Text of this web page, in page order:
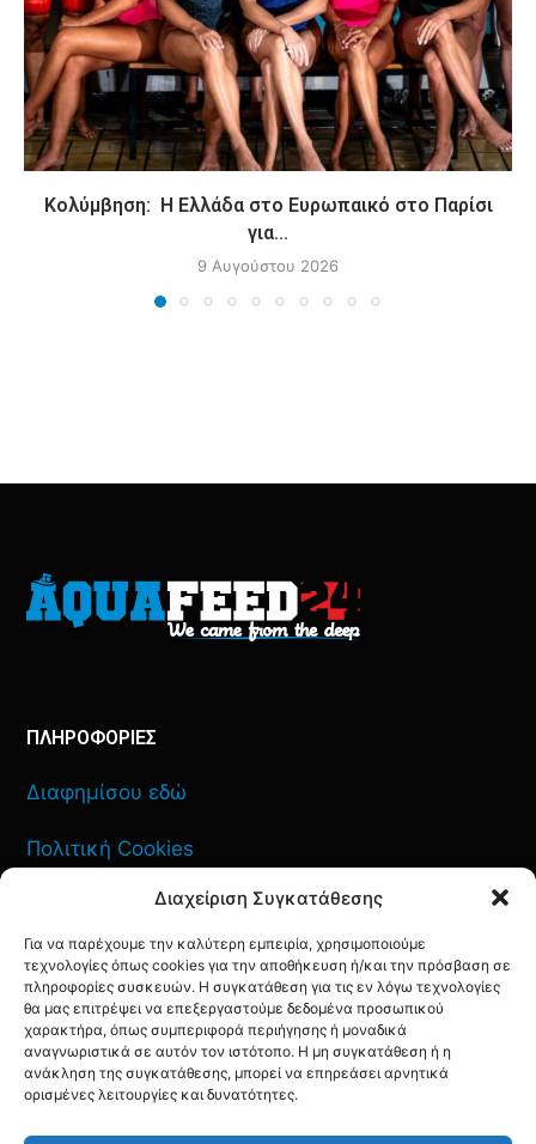
Διαχείριση Συγκατάθεσης
Για να παρέχουμε την καλύτερη εμπειρία, χρησιμοποιούμε
τεχνολογίες όπως cookies για την αποθήκευση ή/και την πρόσβαση σε
πληροφορίες συσκευών. Η συγκατάθεση για τις εν λόγω τεχνολογίες
θα μας επιτρέψει να επεξεργαστούμε δεδομένα προσωπικού
χαρακτήρα, όπως συμπεριφορά περιήγησης ή μοναδικά
αναγνωριστικά σε αυτόν τον ιστότοπο. Η μη συγκατάθεση ή η
ανάκληση της συγκατάθεσης, μπορεί να επηρεάσει αρνητικά
ορισμένες λειτουργίες και δυνατότητες.
Κολύμβηση: Η Ελλάδα στο Ευρωπαικό στο Παρίσι
για...
9 Αυγούστου 2026
ΠΛΗΡΟΦΟΡΙΕΣ
Διαφημίσου εδώ
Πολιτική Cookies
Πολιτική Απορρήτου
ΕΠΙΚΟΙΝΩΝΙΑ